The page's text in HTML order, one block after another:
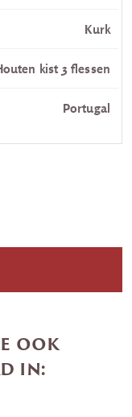
Kurk
kist 3 flessen
Portugal
ook
in: